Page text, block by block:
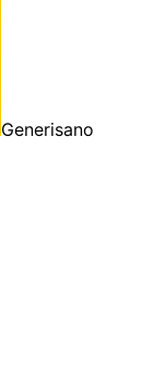
Generisano